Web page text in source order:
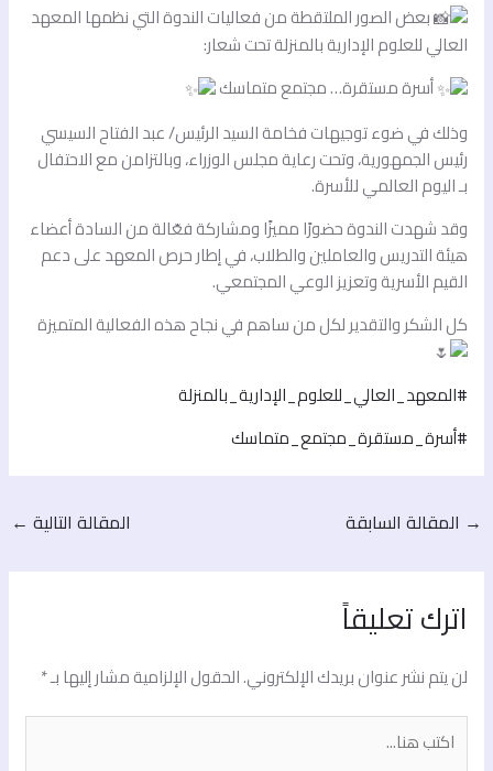
بعض الصور الملتقطة من فعاليات الندوة التي نظمها المعهد
العالي للعلوم الإدارية بالمنزلة تحت شعار:
أسرة مستقرة… مجتمع متماسك
وذلك في ضوء توجيهات فخامة السيد الرئيس/ عبد الفتاح السيسي
رئيس الجمهورية، وتحت رعاية مجلس الوزراء، وبالتزامن مع الاحتفال
بـ اليوم العالمي للأسرة.
وقد شهدت الندوة حضورًا مميزًا ومشاركة فعّالة من السادة أعضاء
هيئة التدريس والعاملين والطلاب، في إطار حرص المعهد على دعم
القيم الأسرية وتعزيز الوعي المجتمعي.
كل الشكر والتقدير لكل من ساهم في نجاح هذه الفعالية المتميزة
#المعهد_العالي_للعلوم_الإدارية_بالمنزلة
#أسرة_مستقرة_مجتمع_متماسك
→ المقالة السابقة المقالة التالية ←
اترك تعليقاً
لن يتم نشر عنوان بريدك الإلكتروني.الحقول الإلزامية مشار إليها بـ*
اكتب
هنا...